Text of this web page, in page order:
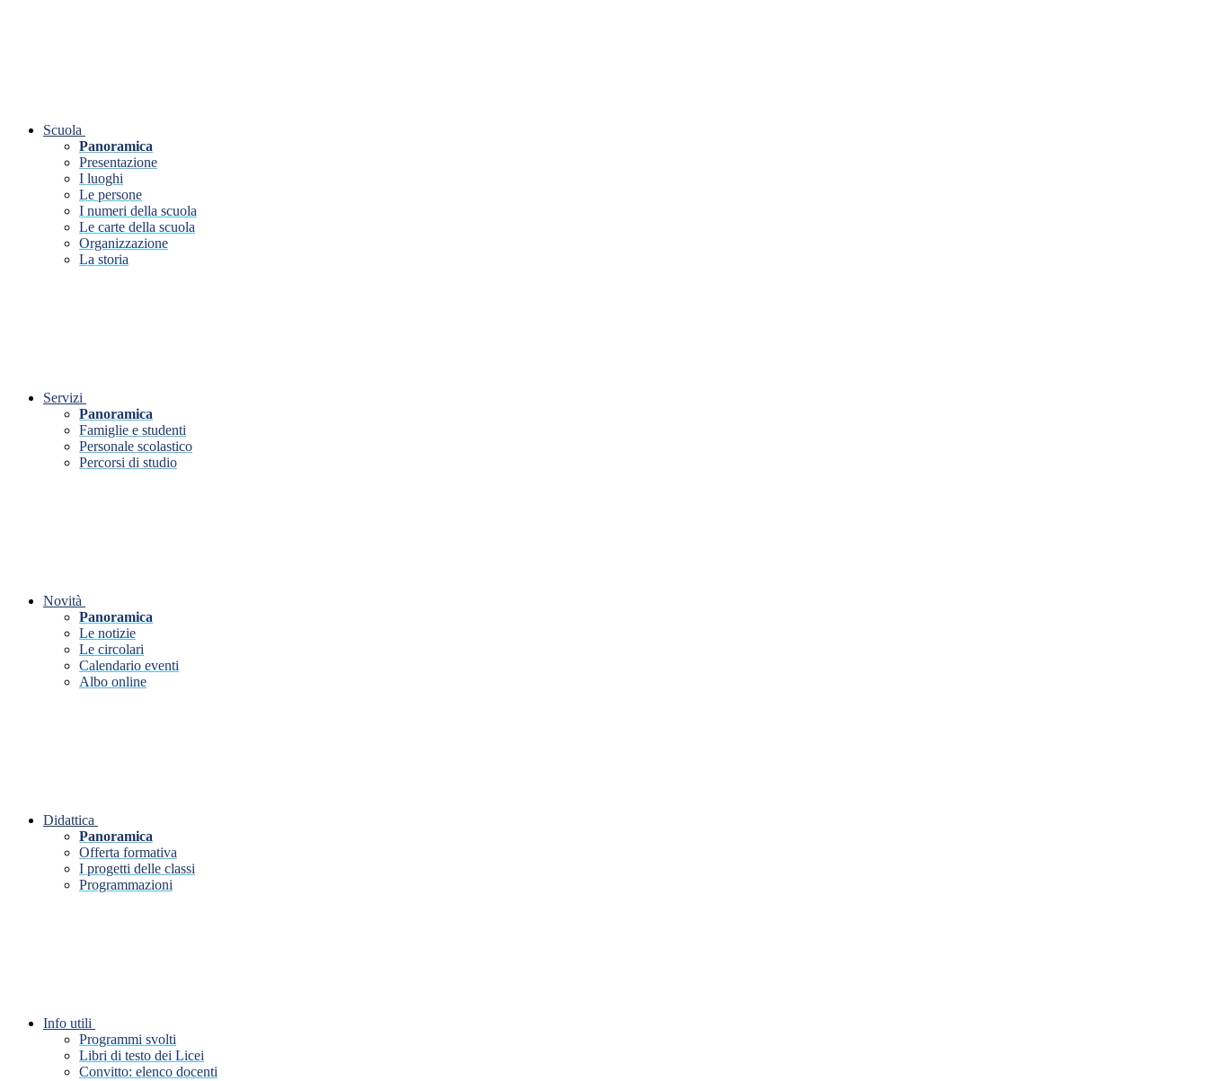
Scuola
Panoramica
Presentazione
I luoghi
Le persone
I numeri della scuola
Le carte della scuola
Organizzazione
La storia
Servizi
Panoramica
Famiglie e studenti
Personale scolastico
Percorsi di studio
Novità
Panoramica
Le notizie
Le circolari
Calendario eventi
Albo online
Didattica
Panoramica
Offerta formativa
I progetti delle classi
Programmazioni
Info utili
Programmi svolti
Libri di testo dei Licei
Convitto: elenco docenti